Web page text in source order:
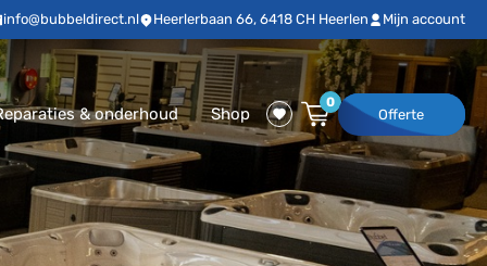
info@bubbeldirect.nl Heerlerbaan 66, 6418 CH Heerlen Mijn account
& onderhoud Shop
0
Offerte